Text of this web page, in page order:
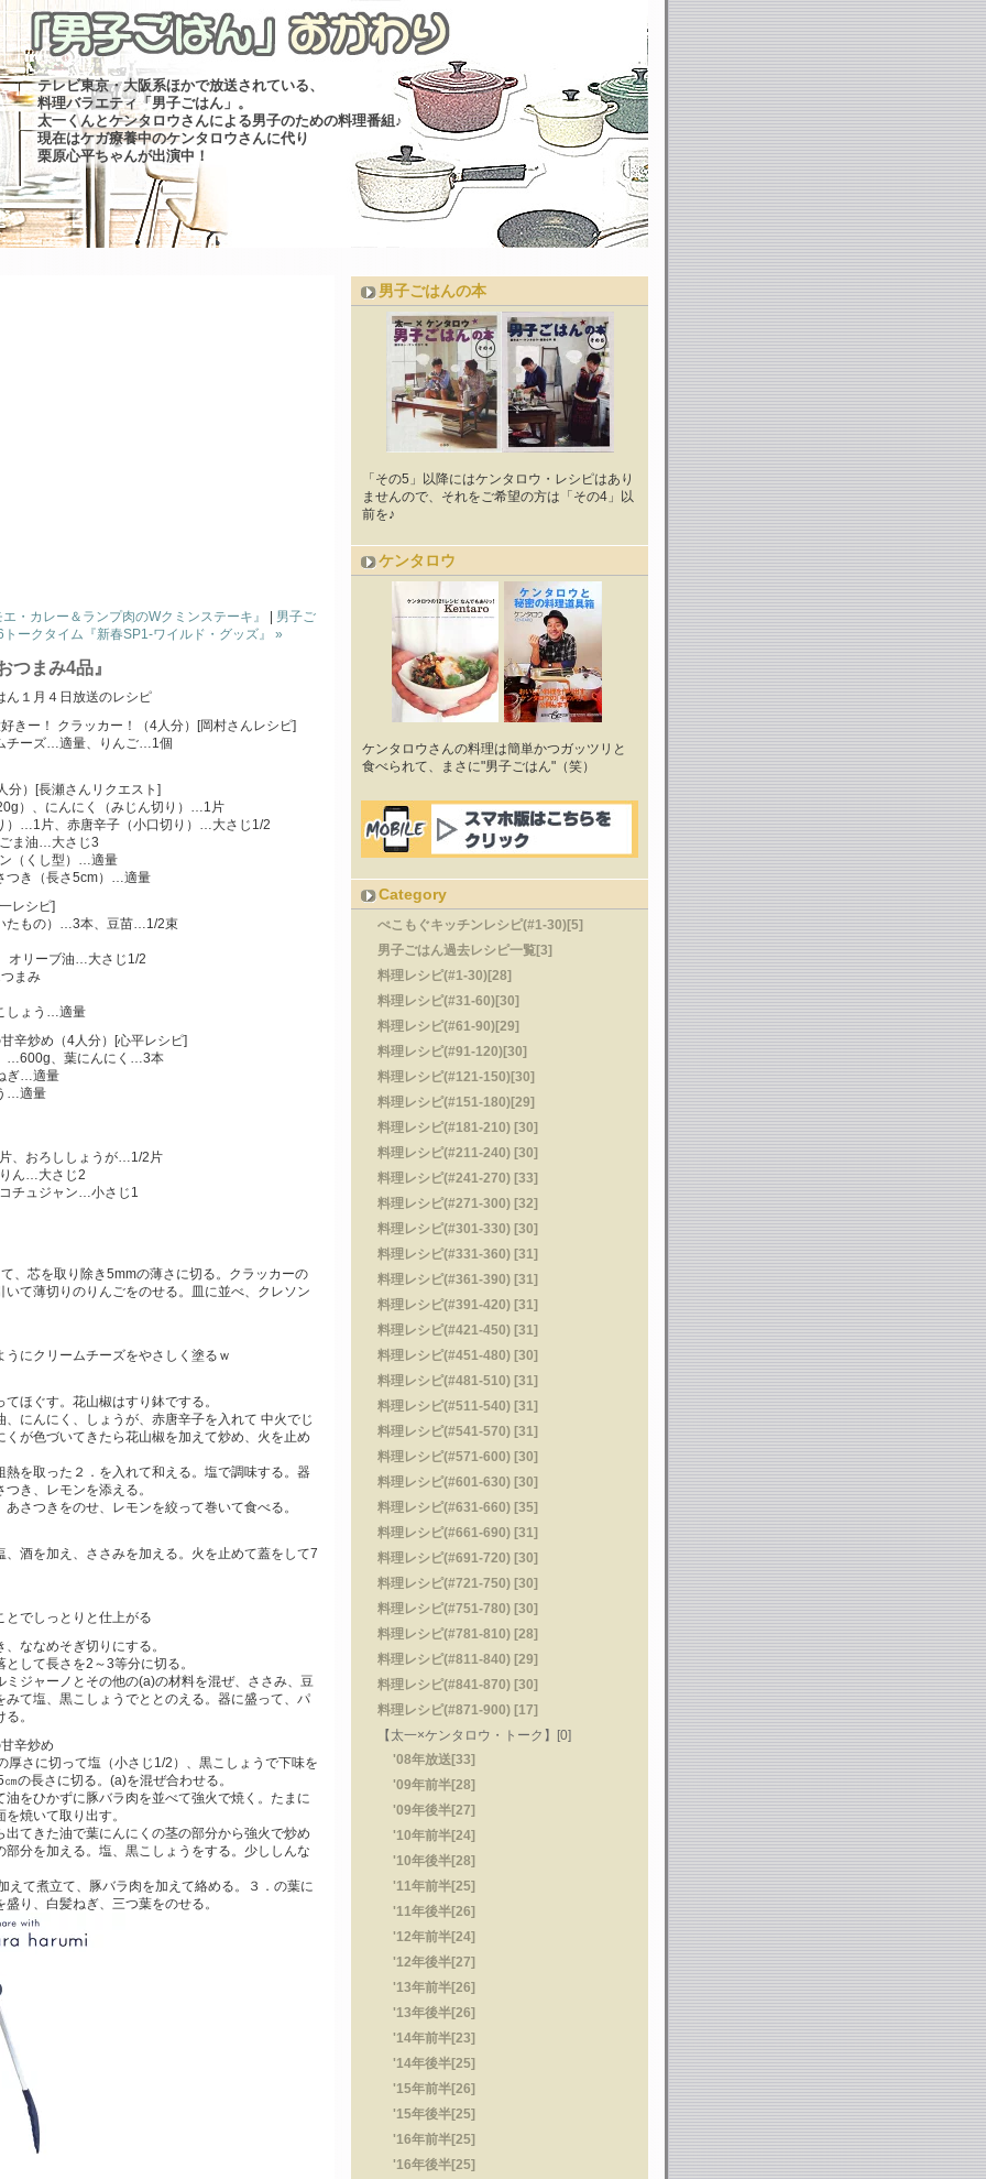
テレビ東京・大阪系ほかで放送されている、
料理バラエティ「男子ごはん」。
太一くんとケンタロウさんによる男子のための料理番組♪
現在はケガ療養中のケンタロウさんに代り
栗原心平ちゃんが出演中！
・カレー＆ランプ肉のWクミンステーキ』
男子ご
ークタイム『新春SP1-ワイルド・グッズ』 »
つまみ4品』
１月４日放送のレシピ
きー！ クラッカー！（4人分）[岡村さんレシピ]
ーズ…適量、りんご…1個
分）[長瀬さんリクエスト]
）、にんにく（みじん切り）…1片
…1片、赤唐辛子（小口切り）…大さじ1/2
ま油…大さじ3
（くし型）…適量
き（長さ5cm）…適量
レシピ]
もの）…3本、豆苗…1/2束
リーブ油…大さじ1/2
まみ
ょう…適量
辛炒め（4人分）[心平レシピ]
…600g、葉にんにく…3本
ぎ…適量
…適量
おろししょうが…1/2片
ん…大さじ2
チュジャン…小さじ1
、芯を取り除き5mmの薄さに切る。クラッカーの
いて薄切りのりんごをのせる。皿に並べ、クレソン
うにクリームチーズをやさしく塗るｗ
ほぐす。花山椒はすり鉢でする。
、にんにく、しょうが、赤唐辛子を入れて 中火でじ
くが色づいてきたら花山椒を加えて炒め、火を止め
熱を取った２．を入れて和える。塩で調味する。器
き、レモンを添える。
さつきをのせ、レモンを絞って巻いて食べる。
、酒を加え、ささみを加える。火を止めて蓋をして7
とでしっとりと仕上がる
ななめそぎ切りにする。
して長さを2～3等分に切る。
ミジャーノとその他の(a)の材料を混ぜ、ささみ、豆
みて塩、黒こしょうでととのえる。器に盛って、パ
。
辛炒め
厚さに切って塩（小さじ1/2）、黒こしょうで下味を
の長さに切る。(a)を混ぜ合わせる。
油をひかずに豚バラ肉を並べて強火で焼く。たまに
焼いて取り出す。
出てきた油で葉にんにくの茎の部分から強火で炒め
部分を加える。塩、黒こしょうをする。少ししんな
えて煮立て、豚バラ肉を加えて絡める。３．の葉に
り、白髪ねぎ、三つ葉をのせる。
男子ごはんの本
「その5」以降にはケンタロウ・レシピはあり
ませんので、それをご希望の方は「その4」以
前を♪
ケンタロウ
ケンタロウさんの料理は簡単かつガッツリと
食べられて、まさに"男子ごはん"（笑）
Category
ぺこもぐキッチンレシピ(#1-30)[5]
男子ごはん過去レシピ一覧[3]
料理レシピ(#1-30)[28]
料理レシピ(#31-60)[30]
料理レシピ(#61-90)[29]
料理レシピ(#91-120)[30]
料理レシピ(#121-150)[30]
料理レシピ(#151-180)[29]
料理レシピ(#181-210) [30]
料理レシピ(#211-240) [30]
料理レシピ(#241-270) [33]
料理レシピ(#271-300) [32]
料理レシピ(#301-330) [30]
料理レシピ(#331-360) [31]
料理レシピ(#361-390) [31]
料理レシピ(#391-420) [31]
料理レシピ(#421-450) [31]
料理レシピ(#451-480) [30]
料理レシピ(#481-510) [31]
料理レシピ(#511-540) [31]
料理レシピ(#541-570) [31]
料理レシピ(#571-600) [30]
料理レシピ(#601-630) [30]
料理レシピ(#631-660) [35]
料理レシピ(#661-690) [31]
料理レシピ(#691-720) [30]
料理レシピ(#721-750) [30]
料理レシピ(#751-780) [30]
料理レシピ(#781-810) [28]
料理レシピ(#811-840) [29]
料理レシピ(#841-870) [30]
料理レシピ(#871-900) [17]
【太一×ケンタロウ・トーク】[0]
'08年放送[33]
'09年前半[28]
'09年後半[27]
'10年前半[24]
'10年後半[28]
'11年前半[25]
'11年後半[26]
'12年前半[24]
'12年後半[27]
'13年前半[26]
'13年後半[26]
'14年前半[23]
'14年後半[25]
'15年前半[26]
'15年後半[25]
'16年前半[25]
'16年後半[25]